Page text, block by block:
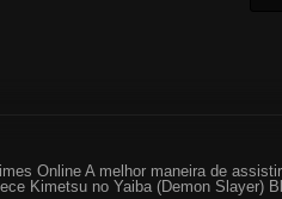
Online A melhor maneira de
Kimetsu no Yaiba (Demon Slayer)